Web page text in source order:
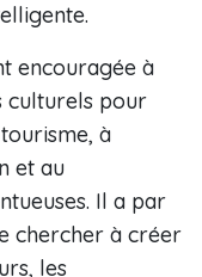
encouragée à
culturels pour
à
et au
Il a par
chercher à créer
les